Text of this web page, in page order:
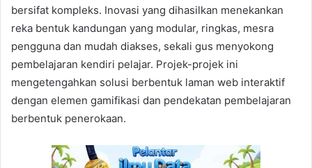
bersifat kompleks. Inovasi yang dihasilkan menekankan
reka bentuk kandungan yang modular, ringkas, mesra
pengguna dan mudah diakses, sekali gus menyokong
pembelajaran kendiri pelajar. Projek-projek ini
mengetengahkan solusi berbentuk laman web interaktif
dengan elemen gamifikasi dan pendekatan pembelajaran
berbentuk penerokaan.